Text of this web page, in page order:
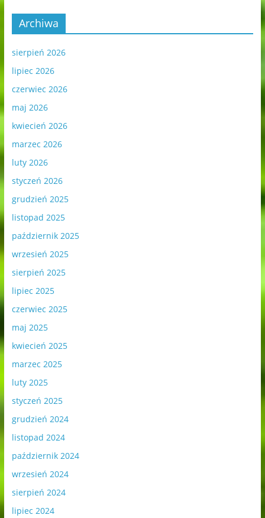
Archiwa
sierpień 2026
lipiec 2026
czerwiec 2026
maj 2026
kwiecień 2026
marzec 2026
luty 2026
styczeń 2026
grudzień 2025
listopad 2025
październik 2025
wrzesień 2025
sierpień 2025
lipiec 2025
czerwiec 2025
maj 2025
kwiecień 2025
marzec 2025
luty 2025
styczeń 2025
grudzień 2024
listopad 2024
październik 2024
wrzesień 2024
sierpień 2024
lipiec 2024